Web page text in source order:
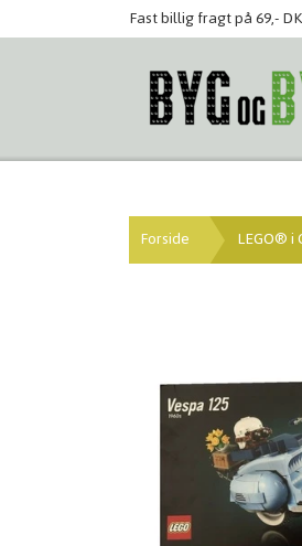
Fast billig fragt på 69,-
Forside LEGO® i